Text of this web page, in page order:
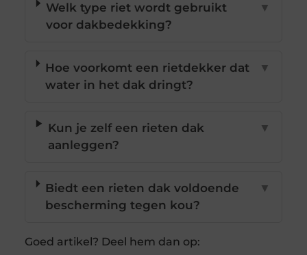
Welk type riet wordt gebruikt
voor dakbedekking?
▼
Hoe voorkomt een rietdekker dat
water in het dak dringt?
▼
Kun je zelf een rieten dak
aanleggen?
▼
Biedt een rieten dak voldoende
bescherming tegen kou?
▼
Goed artikel? Deel hem dan op: